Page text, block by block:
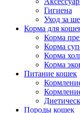
Гигиена
Уход за
Корма для
Корма
Корма
Корма
Корма
Питание кошек
Породы кошек